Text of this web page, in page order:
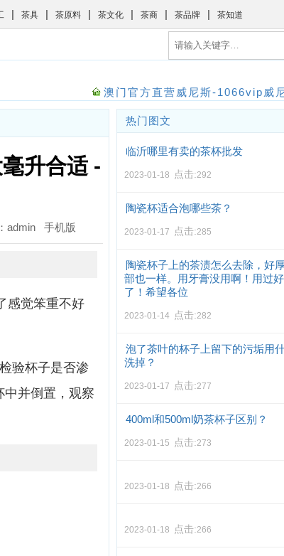
| 茶具 | 茶原料 | 茶文化 | 茶商 | 茶品牌 | 茶知道
澳门官方直营威尼斯-1066vip威
升合适 -
admin 手机版
感觉笨重不好
验杯子是否渗
中并倒置，观察
热门图文
临沂哪里有卖的茶杯批发
2023-01-18 点击:292
陶瓷杯适合泡哪些茶？
2023-01-17 点击:285
陶瓷杯子上的茶渍怎么去除，好
部也一样。用牙膏没用啊！用过
了！希望各位
2023-01-14 点击:282
泡了茶叶的杯子上留下的污垢用
洗掉？
2023-01-17 点击:277
400ml和500ml奶茶杯子区别？
2023-01-15 点击:273
2023-01-18 点击:266
2023-01-18 点击:266